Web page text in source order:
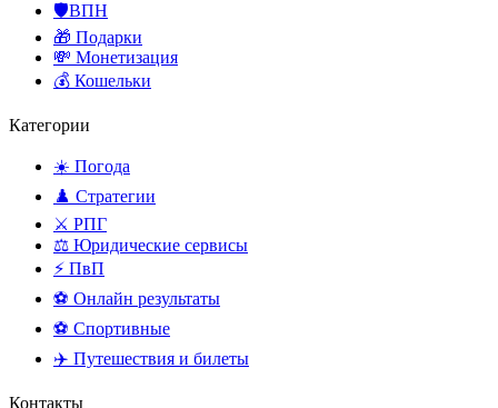
🛡️ВПН
🎁 Подарки
💸 Монетизация
💰 Кошельки
Категории
☀️ Погода
♟️ Стратегии
⚔️ РПГ
⚖️ Юридические сервисы
⚡ ПвП
⚽ Онлайн результаты
⚽ Спортивные
✈️ Путешествия и билеты
Контакты